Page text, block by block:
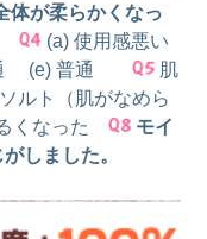
体が柔らかくなっ
(a) 使用感悪い
通 (e) 普通
肌
ルト（肌がなめら
くなった
モイ
しました。